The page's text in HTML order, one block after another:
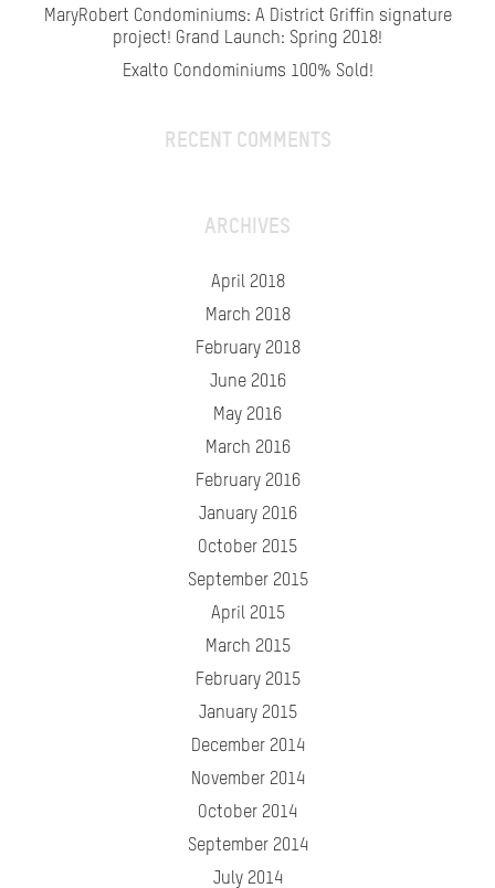
MaryRobert Condominiums: A District Griffin signature
project! Grand Launch: Spring 2018!
Exalto Condominiums 100% Sold!
RECENT COMMENTS
ARCHIVES
April 2018
March 2018
February 2018
June 2016
May 2016
March 2016
February 2016
January 2016
October 2015
September 2015
April 2015
March 2015
February 2015
January 2015
December 2014
November 2014
October 2014
September 2014
July 2014